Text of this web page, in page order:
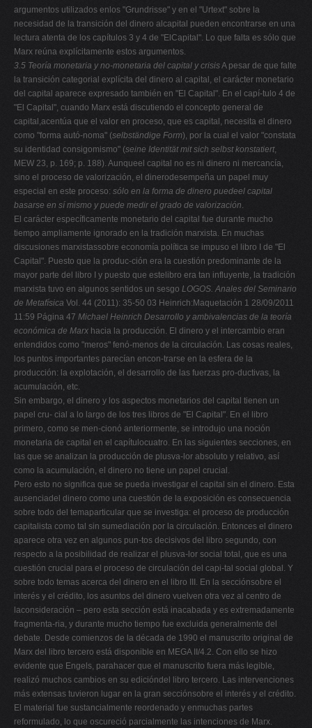
argumentos utilizados enlos "Grundrisse" y en el "Urtext" sobre la
necesidad de la transición del dinero alcapital pueden encontrarse en una
lectura atenta de los capítulos 3 y 4 de "ElCapital". Lo que falta es sólo que
Marx reúna explícitamente estos argumentos.
3.5 Teoría monetaria y no-monetaria del capital y crisisA pesar de que falte
la transición categorial explícita del dinero al capital, el carácter monetario
del capital aparece expresado también en "El Capital". En el capí-tulo 4 de
"El Capital", cuando Marx está discutiendo el concepto general de
capital,acentúa que el valor en proceso, que es capital, necesita el dinero
como "forma autó-noma" (selbständige Form), por la cual el valor "constata
su identidad consigomismo" (seine Identität mit sich selbst konstatiert,
MEW 23, p. 169; p. 188). Aunqueel capital no es ni dinero ni mercancía,
sino el proceso de valorización, el dinerodesempeña un papel muy
especial en este proceso: sólo en la forma de dinero puedeel capital
basarse en sí mismo y puede medir el grado de valorización.
El carácter específicamente monetario del capital fue durante mucho
tiempo ampliamente ignorado en la tradición marxista. En muchas
discusiones marxistassobre economía política se impuso el libro I de "El
Capital". Puesto que la produc-ción era la cuestión predominante de la
mayor parte del libro I y puesto que estelibro era tan influyente, la tradición
marxista tuvo en algunos sentidos un sesgo LOGOS. Anales del Seminario
de Metafísica Vol. 44 (2011): 35-50 03 Heinrich:Maquetación 1 28/09/2011
11:59 Página 47 Michael Heinrich Desarrollo y ambivalencias de la teoría
económica de Marx hacia la producción. El dinero y el intercambio eran
entendidos como "meros" fenó-menos de la circulación. Las cosas reales,
los puntos importantes parecían encon-trarse en la esfera de la
producción: la explotación, el desarrollo de las fuerzas pro-ductivas, la
acumulación, etc.
Sin embargo, el dinero y los aspectos monetarios del capital tienen un
papel cru- cial a lo largo de los tres libros de "El Capital". En el libro
primero, como se men-cionó anteriormente, se introdujo una noción
monetaria de capital en el capítulocuatro. En las siguientes secciones, en
las que se analizan la producción de plusva-lor absoluto y relativo, así
como la acumulación, el dinero no tiene un papel crucial.
Pero esto no significa que se pueda investigar el capital sin el dinero. Esta
ausenciadel dinero como una cuestión de la exposición es consecuencia
sobre todo del temaparticular que se investiga: el proceso de producción
capitalista como tal sin sumediación por la circulación. Entonces el dinero
aparece otra vez en algunos pun-tos decisivos del libro segundo, con
respecto a la posibilidad de realizar el plusva-lor social total, que es una
cuestión crucial para el proceso de circulación del capi-tal social global. Y
sobre todo temas acerca del dinero en el libro III. En la secciónsobre el
interés y el crédito, los asuntos del dinero vuelven otra vez al centro de
laconsideración – pero esta sección está inacabada y es extremadamente
fragmenta-ria, y durante mucho tiempo fue excluida generalmente del
debate. Desde comienzos de la década de 1990 el manuscrito original de
Marx del libro tercero está disponible en MEGA II/4.2. Con ello se hizo
evidente que Engels, parahacer que el manuscrito fuera más legible,
realizó muchos cambios en su edicióndel libro tercero. Las intervenciones
más extensas tuvieron lugar en la gran secciónsobre el interés y el crédito.
El material fue sustancialmente reordenado y enmuchas partes
reformulado, lo que oscureció parcialmente las intenciones de Marx.